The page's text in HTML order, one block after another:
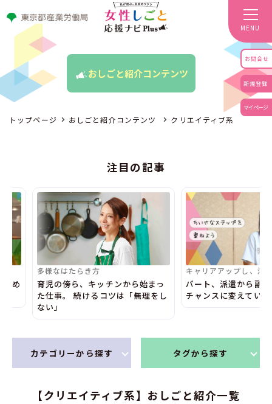
新規登録
マイページ
お問合せ
MENU
おしごと紹介コンテンツ
トップページ おしごと紹介コンテンツ クリエイティブ系
注目の記事
から始まっ
「無理をし
キャリアアップし、活躍する
パート、派遣から副部長に 転機を
チャンスに変えていく
多様なはたら
17年半勤務
ンスに転身
カテゴリーから探す タグから探す
【クリエイティブ系】おしごと紹介一覧